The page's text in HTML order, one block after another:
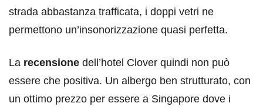
strada abbastanza trafficata, i doppi vetri ne
permettono un’insonorizzazione quasi perfetta.
La recensione dell’hotel Clover quindi non può
essere che positiva. Un albergo ben strutturato, con
un ottimo prezzo per essere a Singapore dove i